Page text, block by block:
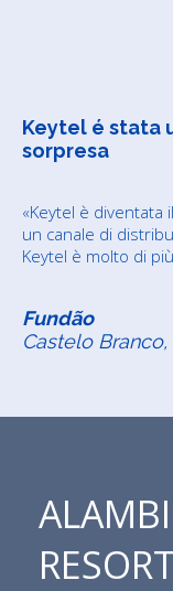
Keytel é stata
sorpresa
«Keytel è
un canale di
Keytel è molto di
Fundão
Castelo